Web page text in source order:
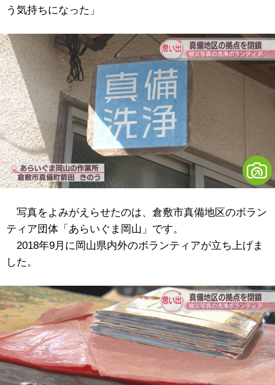
う気持ちになった」
写真をよみがえらせたのは、倉敷市真備地区のボラン
ティア団体「あらいぐま岡山」です。
2018年9月に岡山県内外のボランティアが立ち上げま
した。